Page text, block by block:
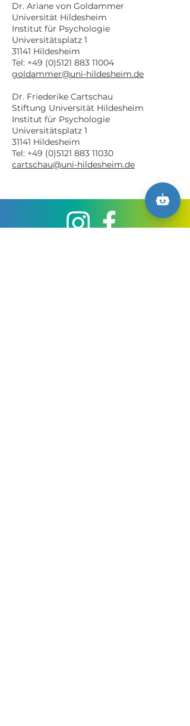
Dr. Ariane von Goldammer
Universität Hildesheim
Institut für Psychologie
Universitätsplatz 1
31141 Hildesheim
Tel: +49 (0)5121 883 11004
goldammer@uni-hildesheim.de
Dr. Friederike Cartschau
Stiftung Universität Hildesheim
Institut für Psychologie
Universitätsplatz 1
31141 Hildesheim
Tel: +49 (0)5121 883 11030
cartschau@uni-hildesheim.de